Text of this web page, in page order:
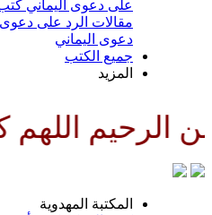
دعوى اليماني كتب الرد على
الرد على دعوى اليماني
كن لوليك
المهدوية